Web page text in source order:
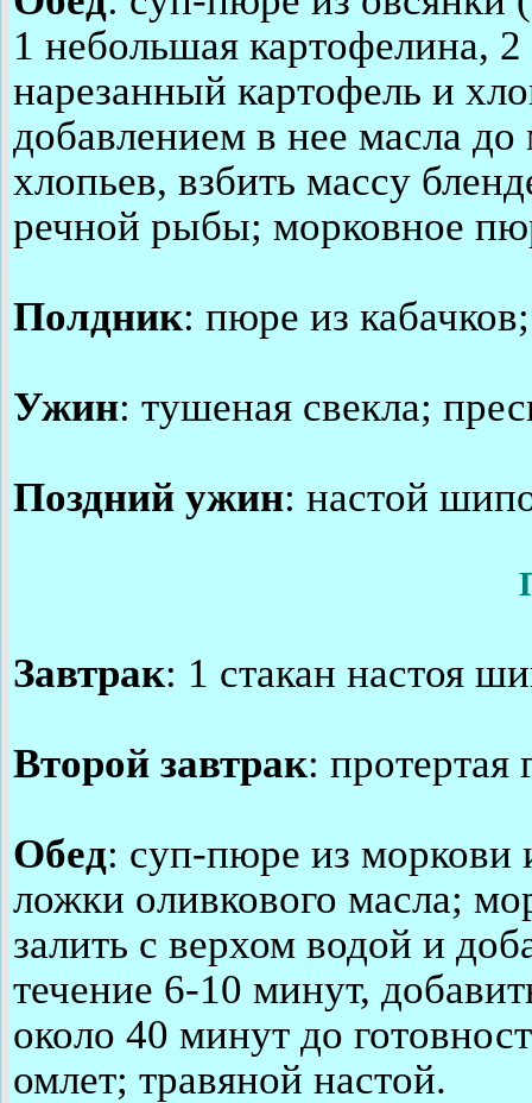
1 небольшая картофелина,
нарезанный картофель и
добавлением в нее масла до
хлопьев, взбить массу
речной рыбы; морковное
Полдник: пюре из
Ужин: тушеная свекла;
Поздний ужин: настой
Завтрак: 1 стакан настоя
Второй завтрак: протертая
Обед: суп-пюре из моркови
ложки оливкового масла;
залить с верхом водой и
течение 6-10 минут,
около 40 минут до
омлет; травяной настой.